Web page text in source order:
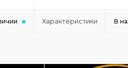
Характеристики В